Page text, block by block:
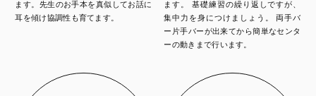
ます。先生のお手本を真似してお話に
耳を傾け協調性も育てます。
ます。 基礎練習の繰り返しですが、
集中力を身につけましょう。 両手バ
ー片手バーが出来てから簡単なセンタ
ーの動きまで行います。